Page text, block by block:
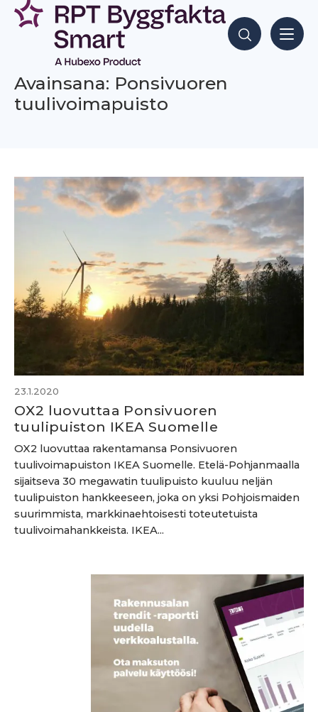
Siirry
sisältöön
Hae sisältöjä
Avainsana: Ponsivuoren
tuulivoimapuisto
23.1.2020
OX2 luovuttaa Ponsivuoren
tuulipuiston IKEA Suomelle
OX2 luovuttaa rakentamansa Ponsivuoren
tuulivoimapuiston IKEA Suomelle. Etelä-Pohjanmaalla
sijaitseva 30 megawatin tuulipuisto kuuluu neljän
tuulipuiston hankkeeseen, joka on yksi Pohjoismaiden
suurimmista, markkinaehtoisesti toteutetuista
tuulivoimahankkeista. IKEA...